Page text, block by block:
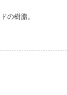
の樹脂。